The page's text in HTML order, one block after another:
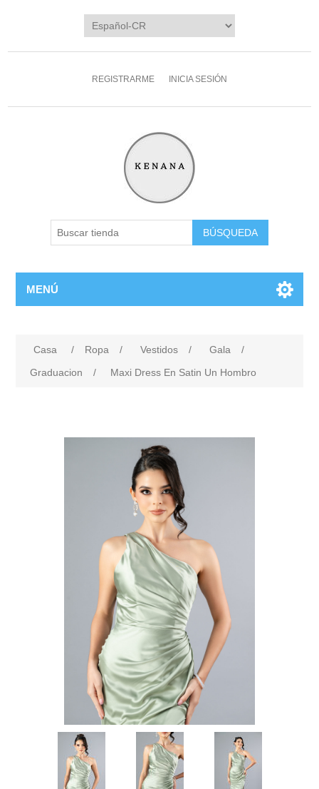
REGISTRARME INICIA SESIÓN
MENÚ
Casa / Ropa / Vestidos / Gala
/
Graduacion
/ Maxi Dress En Satin Un Hombro